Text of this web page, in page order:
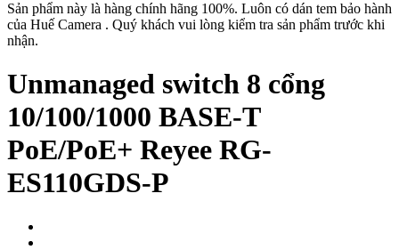
Sản phẩm này là hàng chính hãng 100%. Luôn có dán tem bảo hành
của Huế Camera . Quý khách vui lòng kiểm tra sản phẩm trước khi
nhận.
Unmanaged switch 8 cổng
10/100/1000 BASE-T
PoE/PoE+ Reyee RG-
ES110GDS-P